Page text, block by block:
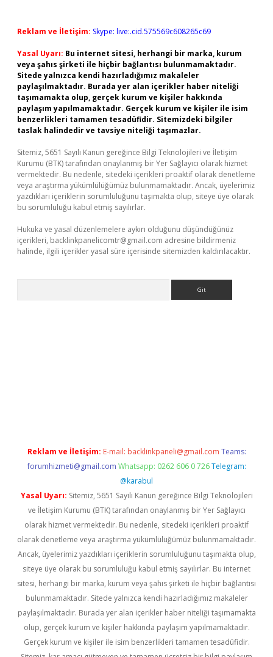
Reklam ve İletişim: Skype: live:.cid.575569c608265c69
Yasal Uyarı: Bu internet sitesi, herhangi bir marka, kurum
veya şahıs şirketi ile hiçbir bağlantısı bulunmamaktadır.
Sitede yalnızca kendi hazırladığımız makaleler
paylaşılmaktadır. Burada yer alan içerikler haber niteliği
taşımamakta olup, gerçek kurum ve kişiler hakkında
paylaşım yapılmamaktadır. Gerçek kurum ve kişiler ile isim
benzerlikleri tamamen tesadüfidir. Sitemizdeki bilgiler
taslak halindedir ve tavsiye niteliği taşımazlar.
Sitemiz, 5651 Sayılı Kanun gereğince Bilgi Teknolojileri ve İletişim
Kurumu (BTK) tarafından onaylanmış bir Yer Sağlayıcı olarak hizmet
vermektedir. Bu nedenle, sitedeki içerikleri proaktif olarak denetleme
veya araştırma yükümlülüğümüz bulunmamaktadır. Ancak, üyelerimiz
yazdıkları içeriklerin sorumluluğunu taşımakta olup, siteye üye olarak
bu sorumluluğu kabul etmiş sayılırlar.
Hukuka ve yasal düzenlemelere aykırı olduğunu düşündüğünüz
içerikleri, backlinkpanelicomtr@gmail.com adresine bildirmeniz
halinde, ilgili içerikler yasal süre içerisinde sitemizden kaldırılacaktır.
Reklam ve İletişim: E-mail: backlinkpaneli@gmail.com Teams:
forumhizmeti@gmail.com Whatsapp: 0262 606 0 726 Telegram:
@karabul
Yasal Uyarı: Sitemiz, 5651 Sayılı Kanun gereğince Bilgi Teknolojileri
ve İletişim Kurumu (BTK) tarafından onaylanmış bir Yer Sağlayıcı
olarak hizmet vermektedir. Bu nedenle, sitedeki içerikleri proaktif
olarak denetleme veya araştırma yükümlülüğümüz bulunmamaktadır.
Ancak, üyelerimiz yazdıkları içeriklerin sorumluluğunu taşımakta olup,
siteye üye olarak bu sorumluluğu kabul etmiş sayılırlar. Bu internet
sitesi, herhangi bir marka, kurum veya şahıs şirketi ile hiçbir bağlantısı
bulunmamaktadır. Sitede yalnızca kendi hazırladığımız makaleler
paylaşılmaktadır. Burada yer alan içerikler haber niteliği taşımamakta
olup, gerçek kurum ve kişiler hakkında paylaşım yapılmamaktadır.
Gerçek kurum ve kişiler ile isim benzerlikleri tamamen tesadüfidir.